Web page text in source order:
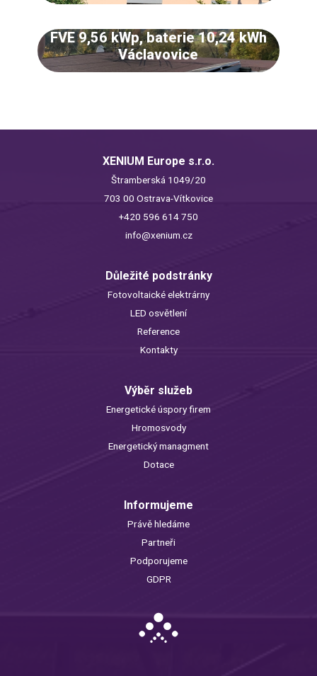
FVE 9,56 kWp, baterie 10,24 kWh
Václavovice
XENIUM Europe s.r.o.
Štramberská 1049/20
703 00 Ostrava-Vítkovice
+420 596 614 750
info@xenium.cz
Důležité podstránky
Fotovoltaické elektrárny
LED osvětlení
Reference
Kontakty
Výběr služeb
Energetické úspory firem
Hromosvody
Energetický managment
Dotace
Informujeme
Právě hledáme
Partneři
Podporujeme
GDPR